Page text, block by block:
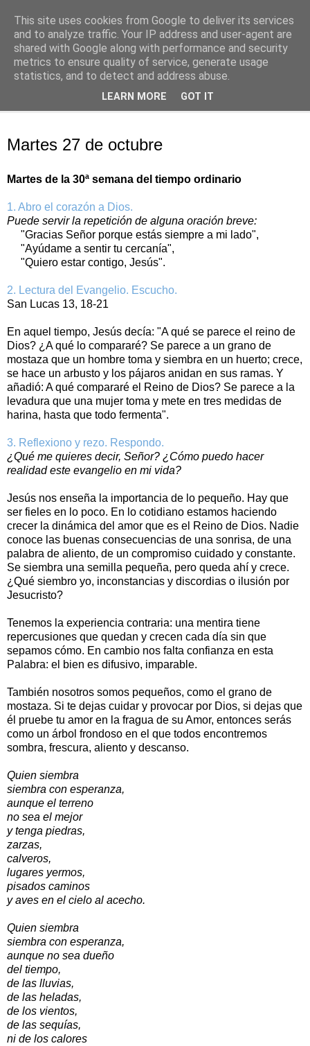
Oración personal
con el Evangelio de cada día
Martes 27 de octubre
Martes de la 30ª semana del tiempo ordinario
1. Abro el corazón a Dios.
Puede servir la repetición de alguna oración breve:
"Gracias Señor porque estás siempre a mi lado",
"Ayúdame a sentir tu cercanía",
"Quiero estar contigo, Jesús".
2. Lectura del Evangelio. Escucho.
San Lucas 13, 18-21
En aquel tiempo, Jesús decía: "A qué se parece el reino de
Dios? ¿A qué lo compararé? Se parece a un grano de
mostaza que un hombre toma y siembra en un huerto; crece,
se hace un arbusto y los pájaros anidan en sus ramas. Y
añadió: A qué compararé el Reino de Dios? Se parece a la
levadura que una mujer toma y mete en tres medidas de
harina, hasta que todo fermenta".
3. Reflexiono y rezo. Respondo.
¿Qué me quieres decir, Señor? ¿Cómo puedo hacer
realidad este evangelio en mi vida?
Jesús nos enseña la importancia de lo pequeño. Hay que
ser fieles en lo poco. En lo cotidiano estamos haciendo
crecer la dinámica del amor que es el Reino de Dios. Nadie
conoce las buenas consecuencias de una sonrisa, de una
palabra de aliento, de un compromiso cuidado y constante.
Se siembra una semilla pequeña, pero queda ahí y crece.
¿Qué siembro yo, inconstancias y discordias o ilusión por
Jesucristo?
Tenemos la experiencia contraria: una mentira tiene
repercusiones que quedan y crecen cada día sin que
sepamos cómo. En cambio nos falta confianza en esta
Palabra: el bien es difusivo, imparable.
También nosotros somos pequeños, como el grano de
mostaza. Si te dejas cuidar y provocar por Dios, si dejas que
él pruebe tu amor en la fragua de su Amor, entonces serás
como un árbol frondoso en el que todos encontremos
sombra, frescura, aliento y descanso.
Quien siembra
siembra con esperanza,
aunque el terreno
no sea el mejor
y tenga piedras,
zarzas,
calveros,
lugares yermos,
pisados caminos
y aves en el cielo al acecho.
Quien siembra
siembra con esperanza,
aunque no sea dueño
del tiempo,
de las lluvias,
de las heladas,
de los vientos,
de las sequías,
ni de los calores
This site uses cookies from Google to deliver its services
and to analyze traffic. Your IP address and user-agent are
shared with Google along with performance and security
metrics to ensure quality of service, generate usage
statistics, and to detect and address abuse.
LEARN MORE GOT IT